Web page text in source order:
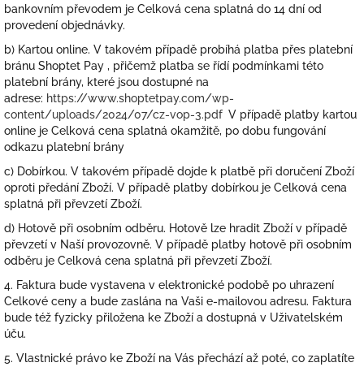
bankovním převodem je Celková cena splatná do 14 dní od
provedení objednávky.
b) Kartou online. V takovém případě probíhá platba přes platební
bránu Shoptet Pay , přičemž platba se řídí podmínkami této
platební brány, které jsou dostupné na
adrese: https://www.shoptetpay.com/wp-
content/uploads/2024/07/cz-vop-3.pdf V případě platby kartou
online je Celková cena splatná okamžitě, po dobu fungování
odkazu platební brány
c) Dobírkou. V takovém případě dojde k platbě při doručení Zboží
oproti předání Zboží. V případě platby dobírkou je Celková cena
splatná při převzetí Zboží.
d) Hotově při osobním odběru. Hotově lze hradit Zboží v případě
převzetí v Naší provozovně. V případě platby hotově při osobním
odběru je Celková cena splatná při převzetí Zboží.
4. Faktura bude vystavena v elektronické podobě po uhrazení
Celkové ceny a bude zaslána na Vaši e-mailovou adresu. Faktura
bude též fyzicky přiložena ke Zboží a dostupná v Uživatelském
úču.
5. Vlastnické právo ke Zboží na Vás přechází až poté, co zaplatíte